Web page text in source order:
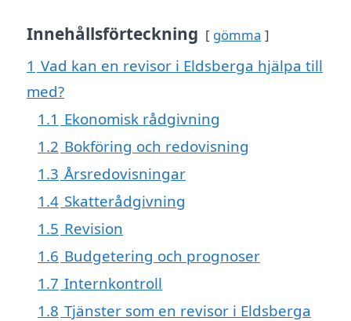
Innehållsförteckning gömma
1 Vad kan en revisor i Eldsberga hjälpa till
med?
1.1 Ekonomisk rådgivning
1.2 Bokföring och redovisning
1.3 Årsredovisningar
1.4 Skatterådgivning
1.5 Revision
1.6 Budgetering och prognoser
1.7 Internkontroll
1.8 Tjänster som en revisor i Eldsberga